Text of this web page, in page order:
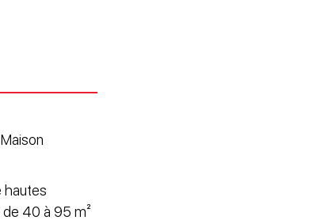
hautes
40 à 95 m²